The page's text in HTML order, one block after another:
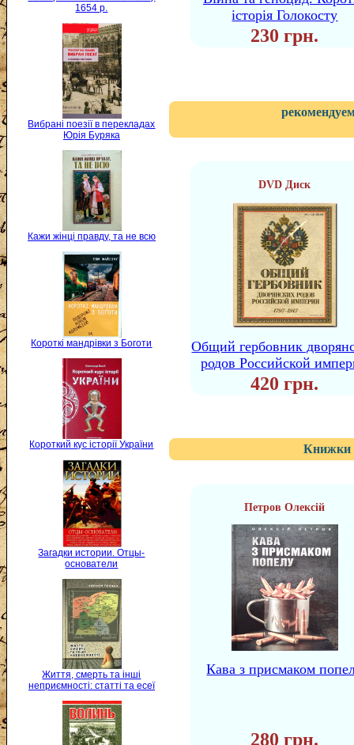
1654 р.
Вибрані поезії в перекладах
Юрія Буряка
Кажи жінці правду, та не всю
Короткі мандрівки з Боготи
Короткий кус історії України
Загадки истории. Отцы-
основатели
Життя, смерть та інші
неприємності: статті та есеї
історія Голокосту
230 грн.
DVD Диск
Общий гербовник
родов Российской
420 грн.
Книжки
Петров Олексій
Кава з присмаком
280 грн.